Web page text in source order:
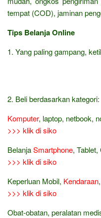
tempat (COD), jaminan
Tips Belanja Online
1. Yang paling gampang,
2. Beli berdasarkan kategori:
Komputer, laptop, netbook,
>>> klik di siko
BelanjaSmartphone, Tablet,
>>> klik di siko
Keperluan Mobil, Kendaraan
>>> klik di siko
Obat-obatan, peralatan